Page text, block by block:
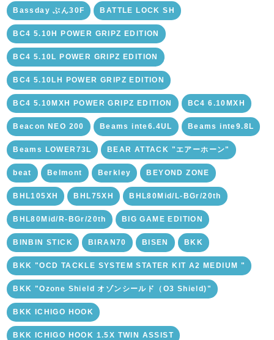
Bassday ぶん30F BATTLE LOCK SH
BC4 5.10H POWER GRIPZ EDITION
BC4 5.10L POWER GRIPZ EDITION
BC4 5.10LH POWER GRIPZ EDITION
BC4 5.10MXH POWER GRIPZ EDITION BC4 6.10MXH
Beacon NEO 200 Beams inte6.4UL Beams inte9.8L
Beams LOWER73L BEAR ATTACK "エアーホーン"
beat Belmont Berkley BEYOND ZONE
BHL105XH BHL75XH BHL80Mid/L-BGr/20th
BHL80Mid/R-BGr/20th BIG GAME EDITION
BINBIN STICK BIRAN70 BISEN BKK
BKK "OCD TACKLE SYSTEM STATER KIT A2 MEDIUM "
BKK "Ozone Shield オゾンシールド（O3 Shield)"
BKK ICHIGO HOOK
BKK ICHIGO HOOK 1.5X TWIN ASSIST